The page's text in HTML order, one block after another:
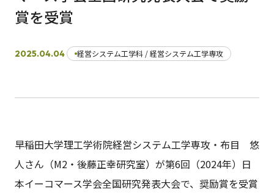
早稲田大学 早稲田大学 理工学術院
交通アクセス
入試情報
学費
賞を受賞
2025.04.04 経営システム工学科 / 経営システム工学専攻
早稲田大学理工学術院経営システム工学専攻・布目 悠
人さん（M2・後藤正幸研究室）が第6回（2024年）日
本イーコマース学会全国研究発表大会で、奨励賞を受賞